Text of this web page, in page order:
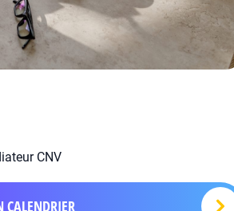
CNV
CALENDRIER